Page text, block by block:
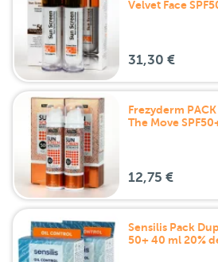
Velvet Face
31,30 €
Frezyderm
The Move
12,75 €
Sensilis Pack
50+ 40 ml 20%